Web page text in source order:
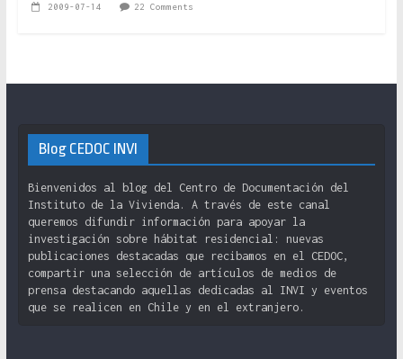
2009-07-14 22 Comments
Blog CEDOC INVI
Bienvenidos al blog del Centro de Documentación del
Instituto de la Vivienda. A través de este canal
queremos difundir información para apoyar la
investigación sobre hábitat residencial: nuevas
publicaciones destacadas que recibamos en el CEDOC,
compartir una selección de artículos de medios de
prensa destacando aquellas dedicadas al INVI y eventos
que se realicen en Chile y en el extranjero.